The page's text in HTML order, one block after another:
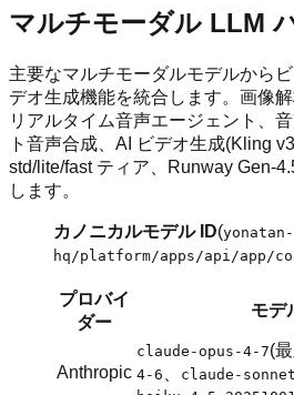
マルチモーダル LLM
主要なマルチモーダルモデルから
デオ生成機能を統合します。画像
リアルタイム音声エージェント、
ト音声合成、AI ビデオ生成(Kling
std/lite/fast ティア、Runway Gen-
します。
カノニカルモデル ID(yonatan-
hq/platform/apps/api/app/
プロバイ
ダー
モデ
Anthropic
claude-opus-4-7(最
4-6
claude-